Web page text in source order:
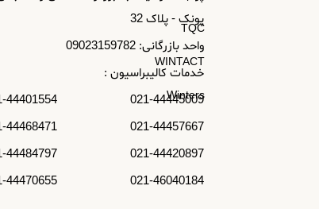
TQC
WINTACT
Winters
پونک - پلاک 32
واحد بازرگانی: 09023159782
خدمات کالیبراسیون :
021-44445009 021-44401554
021-44457667 021-44468471
021-44420897 021-44484797
021-46040184 021-44470655